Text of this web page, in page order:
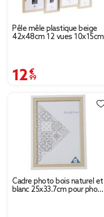
Pêle mêle plastique beige
42x48cm 12 vues 10x15cm
12,99 €
Cadre photo bois naturel et
blanc 25x33.7cm pour photo